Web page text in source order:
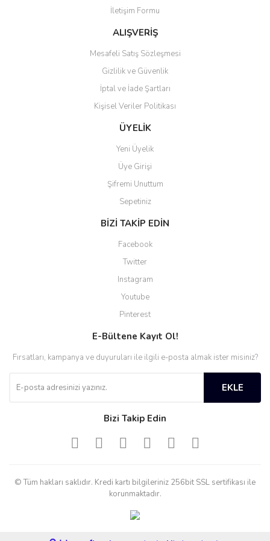
Ürün bilgilerinde hatalar bulunuyor.
Ürün fiyatı diğer sitelerden daha pahalı.
Gönder
İletişim Formu
ALIŞVERİŞ
Mesafeli Satış Sözleşmesi
Gizlilik ve Güvenlik
İptal ve İade Şartları
Kişisel Veriler Politikası
ÜYELİK
Yeni Üyelik
Üye Girişi
Şifremi Unuttum
Sepetiniz
BİZİ TAKİP EDİN
Facebook
Twitter
Instagram
Youtube
Pinterest
E-Bültene Kayıt Ol!
Fırsatları, kampanya ve duyuruları ile ilgili e-posta almak ister misiniz?
EKLE
Bizi Takip Edin
© Tüm hakları saklıdır. Kredi kartı bilgileriniz 256bit SSL sertifikası ile
korunmaktadır.